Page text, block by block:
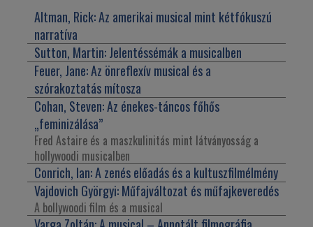
Altman, Rick:Az amerikai musical mint kétfókuszú
narratíva
Sutton, Martin:Jelentéssémák a musicalben
Feuer, Jane:Az önreflexív musical és a
szórakoztatás mítosza
Cohan, Steven:Az énekes-táncos főhős
„feminizálása”
Fred Astaire és a maszkulinitás mint látványosság a
hollywoodi musicalben
Conrich, Ian:A zenés előadás és a kultuszfilmélmény
Vajdovich Györgyi:Műfajváltozat és műfajkeveredés
A bollywoodi film és a musical